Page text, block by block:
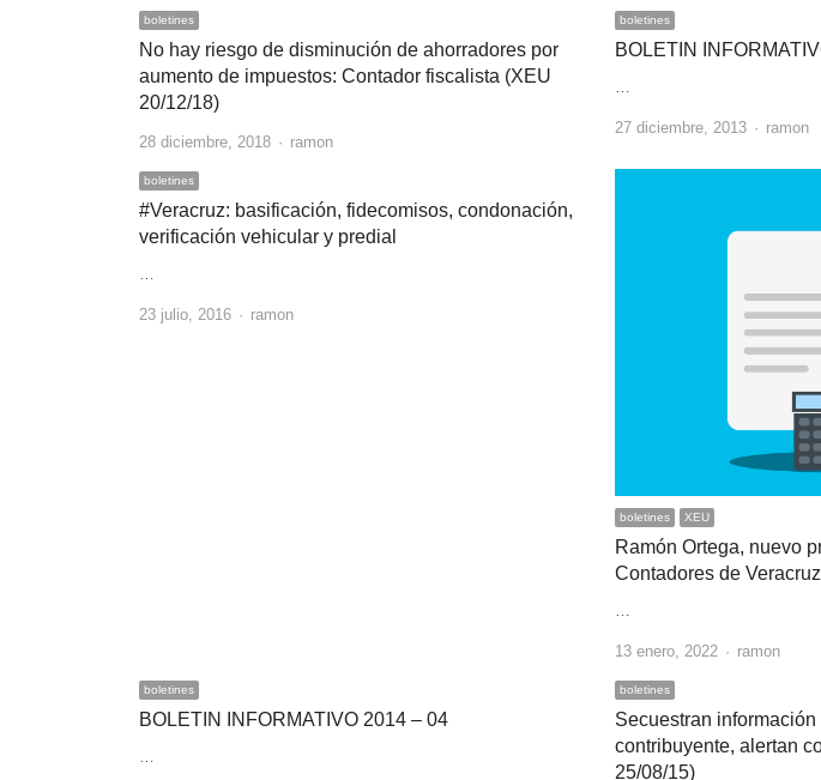
boletines
No hay riesgo de disminución de ahorradores por
aumento de impuestos: Contador fiscalista (XEU
20/12/18)
28 diciembre, 2018 Author
ramon
boletines
BOLETIN
…
27 diciembre, 2013 Author
ramon
boletines
#Veracruz: basificación, fidecomisos, condonación,
verificación vehicular y predial
…
23 julio, 2016 Author
ramon
boletines XEU
Ramón Ortega, nuevo
Contadores de
…
13 enero, 2022 Author
ramon
boletines
BOLETIN INFORMATIVO 2014 – 04
…
boletines
Secuestran
contribuyente, alertan
25/08/15)